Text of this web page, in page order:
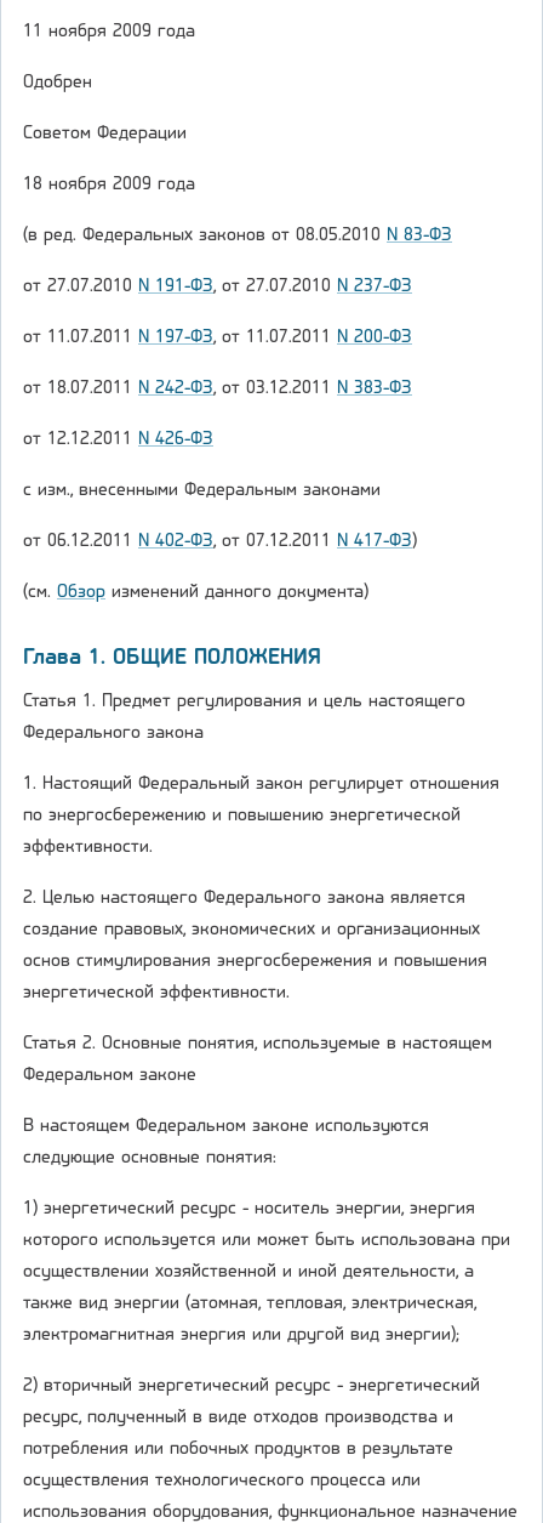
11 ноября 2009 года
Одобрен
Советом Федерации
18 ноября 2009 года
(в ред. Федеральных законов от 08.05.2010 N 83-ФЗ
от 27.07.2010 N 191-ФЗ, от 27.07.2010 N 237-ФЗ
от 11.07.2011 N 197-ФЗ, от 11.07.2011 N 200-ФЗ
от 18.07.2011 N 242-ФЗ, от 03.12.2011 N 383-ФЗ
от 12.12.2011 N 426-ФЗ
с изм., внесенными Федеральным законами
от 06.12.2011 N 402-ФЗ, от 07.12.2011 N 417-ФЗ)
(см. Обзор изменений данного документа)
Глава 1. ОБЩИЕ ПОЛОЖЕНИЯ
Статья 1. Предмет регулирования и цель настоящего
Федерального закона
1. Настоящий Федеральный закон регулирует отношения
по энергосбережению и повышению энергетической
эффективности.
2. Целью настоящего Федерального закона является
создание правовых, экономических и организационных
основ стимулирования энергосбережения и повышения
энергетической эффективности.
Статья 2. Основные понятия, используемые в настоящем
Федеральном законе
В настоящем Федеральном законе используются
следующие основные понятия:
1) энергетический ресурс - носитель энергии, энергия
которого используется или может быть использована при
осуществлении хозяйственной и иной деятельности, а
также вид энергии (атомная, тепловая, электрическая,
электромагнитная энергия или другой вид энергии);
2) вторичный энергетический ресурс - энергетический
ресурс, полученный в виде отходов производства и
потребления или побочных продуктов в результате
осуществления технологического процесса или
использования оборудования, функциональное назначение